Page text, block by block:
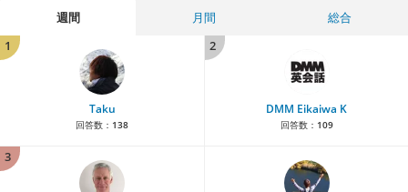
週間 月間
総合
1
Taku
回答数： 138
2
DMM Eikaiwa K
回答数： 109
3